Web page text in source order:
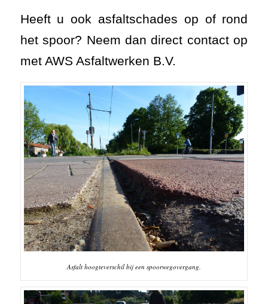
Heeft u ook asfaltschades op of rond
het spoor? Neem dan direct contact op
met AWS Asfaltwerken B.V.
Asfalt hoogteverschil bij een spoorwegovergang.